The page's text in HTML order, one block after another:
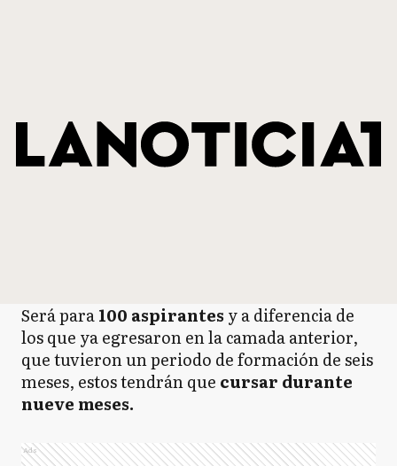
Será para100 aspirantes y a diferencia de
los que ya egresaron en la camada anterior,
que tuvieron un periodo de formación de seis
meses, estos tendrán que cursar durante
nueve meses.
Ads